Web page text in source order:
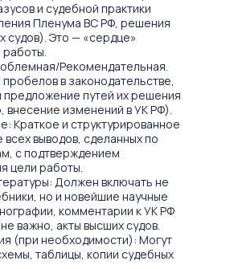
и судебной практики
Пленума ВС РФ, решения
судов). Это — «сердце»
работы.
Рекомендательная.
в законодательстве,
предложение путей их решения
внесение изменений в УК РФ).
Краткое и структурированное
выводов, сделанных по
с подтверждением
цели работы.
Должен включать не
но и новейшие научные
комментарии к УК РФ
важно, акты высших судов.
(при необходимости): Могут
таблицы, копии судебных